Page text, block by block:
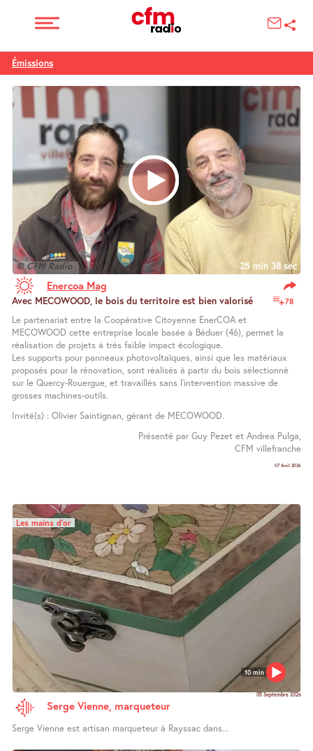
Émissions
© CFM Radio 25 min 38 sec
Enercoa Mag
78
Avec MECOWOOD, le bois du territoire est bien valorisé
Le partenariat entre la Coopérative Citoyenne EnerCOA et
MECOWOOD cette entreprise locale basée à Béduer (46), permet la
réalisation de projets à très faible impact écologique.
Les supports pour panneaux photovoltaïques, ainsi que les matériaux
proposés pour la rénovation, sont réalisés à partir du bois sélectionné
sur le Quercy-Rouergue, et travaillés sans l’intervention massive de
grosses machines-outils.
Invité(s) : Olivier Saintignan, gérant de MECOWOOD.
Présenté par Guy Pezet et Andrea Pulga,
CFM villefranche
07 Avril 2026
10 min
Les mains d’or
05 Septembre 2026
Serge Vienne, marqueteur
Serge Vienne est artisan marqueteur à Rayssac dans...